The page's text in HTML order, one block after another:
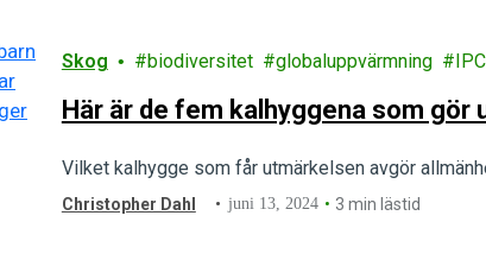
Skog biodiversitet globaluppvärmning
Här är de fem kalhyggena som gör
Vilket kalhygge som får utmärkelsen avgör
Christopher Dahl juni 13, 2024 3 min lästid